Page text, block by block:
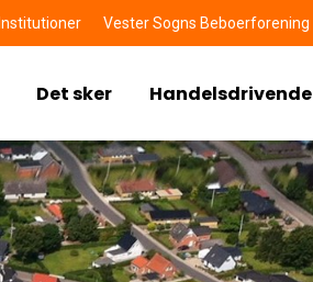
Institutioner Vester Sogns Beboerforening
Det sker Handelsdrivende